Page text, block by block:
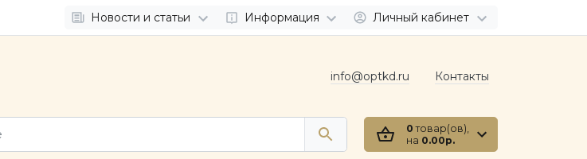
Новости и статьи Информация Личный кабинет
info@optkd.ru Контакты
0 товар(ов),
на 0.00р.